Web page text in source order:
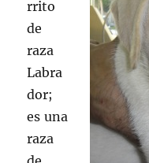
rrito
de
raza
Labra
dor;
es una
raza